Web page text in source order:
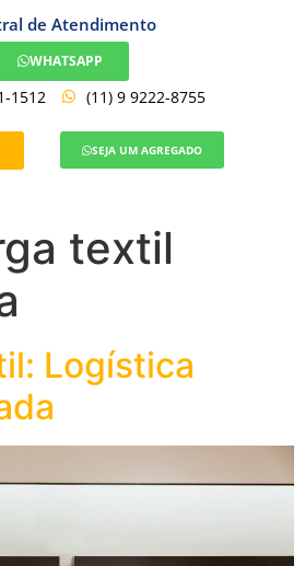
de Atendimento
WHATSAPP
1512 (11) 9 9222-8755
SEJA UM AGREGADO
textil
Logística